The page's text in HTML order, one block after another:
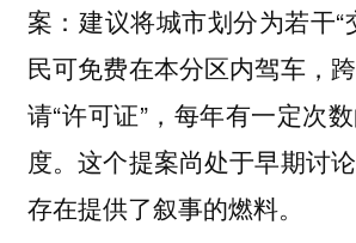
案：建议将城市划分为若干“
民可免费在本分区内驾车，
请“许可证”，每年有一定次
度。这个提案尚处于早期讨
存在提供了叙事的燃料。